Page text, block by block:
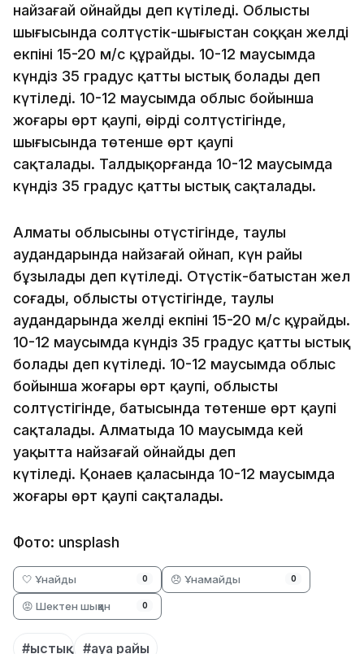
найзағай ойнайды деп күтіледі. Облыстың
шығысында солтүстік-шығыстан соққан желдің
екпіні 15-20 м/с құрайды. 10-12 маусымда
күндіз 35 градус қатты ыстық болады деп
күтіледі. 10-12 маусымда облыс бойынша
жоғары өрт қаупі, өңірдің солтүстігінде,
шығысында төтенше өрт қаупі
сақталады. Талдықорғанда 10-12 маусымда
күндіз 35 градус қатты ыстық сақталады.
Алматы облысының оңтүстігінде, таулы
аудандарында найзағай ойнап, күн райы
бұзылады деп күтіледі. Оңтүстік-батыстан жел
соғады, облыстың оңтүстігінде, таулы
аудандарында желдің екпіні 15-20 м/с құрайды.
10-12 маусымда күндіз 35 градус қатты ыстық
болады деп күтіледі. 10-12 маусымда облыс
бойынша жоғары өрт қаупі, облыстың
солтүстігінде, батысында төтенше өрт қаупі
сақталады. Алматыда 10 маусымда кей
уақытта найзағай ойнайды деп
күтіледі. Қонаев қаласында 10-12 маусымда
жоғары өрт қаупі сақталады.
Фото: unsplash
🤍 Ұнайды 0 😞 Ұнамайды 0
😡 Шектен шыққан 0
#ыстық #ауа райы